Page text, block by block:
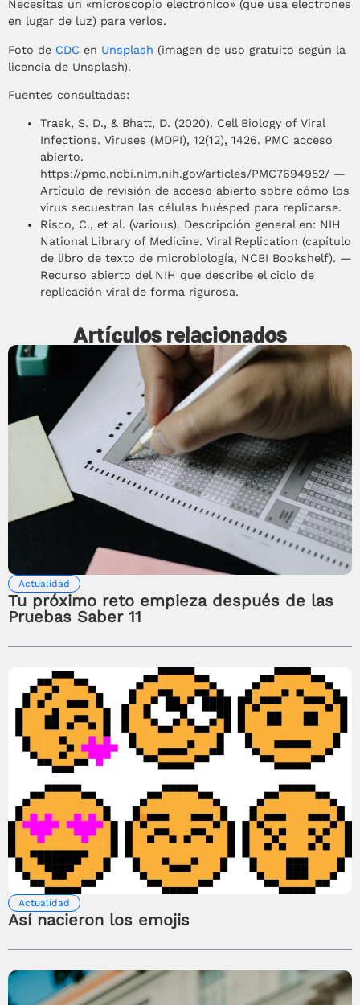
Necesitas un «microscopio electrónico» (que usa electrones
en lugar de luz) para verlos.
Foto de CDC en Unsplash (imagen de uso gratuito según la
licencia de Unsplash).
Fuentes consultadas:
Trask, S. D., & Bhatt, D. (2020). Cell Biology of Viral
Infections. Viruses (MDPI), 12(12), 1426. PMC acceso
abierto.
https://pmc.ncbi.nlm.nih.gov/articles/PMC7694952/ —
Artículo de revisión de acceso abierto sobre cómo los
virus secuestran las células huésped para replicarse.
Risco, C., et al. (various). Descripción general en: NIH
National Library of Medicine. Viral Replication (capítulo
de libro de texto de microbiología, NCBI Bookshelf). —
Recurso abierto del NIH que describe el ciclo de
replicación viral de forma rigurosa.
Artículos relacionados
Actualidad
Tu próximo reto empieza después de las
Pruebas Saber 11
Actualidad
Así nacieron los emojis